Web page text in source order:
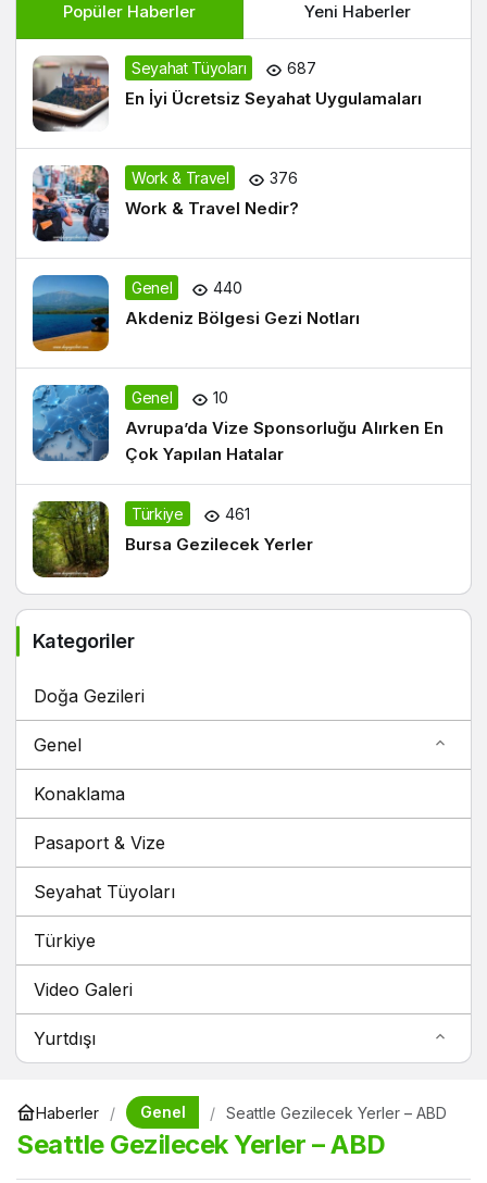
Popüler Haberler Yeni Haberler
Seyahat Tüyoları 687
En İyi Ücretsiz Seyahat Uygulamaları
Work & Travel 376
Work & Travel Nedir?
Genel 440
Akdeniz Bölgesi Gezi Notları
Genel 10
Avrupa’da Vize Sponsorluğu Alırken En
Çok Yapılan Hatalar
Türkiye 461
Bursa Gezilecek Yerler
Kategoriler
Doğa Gezileri
Genel
Konaklama
Pasaport & Vize
Seyahat Tüyoları
Türkiye
Video Galeri
Yurtdışı
Haberler Genel Seattle Gezilecek Yerler – ABD
Seattle Gezilecek Yerler – ABD